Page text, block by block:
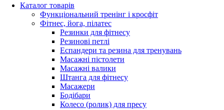
Каталог товарів
Функціональний тренінг і кросфіт
Фітнес, йога, пілатес
Резинки для фітнесу
Резинові петлі
Еспандери та резина для тренувань
Масажні пістолети
Масажні валики
Штанга для фітнесу
Масажери
Бодібари
Колесо (ролик) для пресу